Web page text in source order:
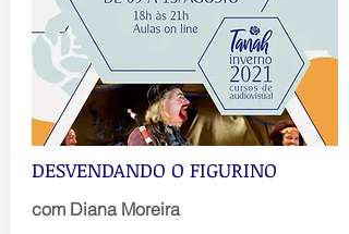
DESVENDANDO O FIGURINO
com Diana Moreira